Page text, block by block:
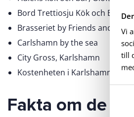
Vi
till
Bord Trettiosju Kök och Bar,
Brasseriet by Friends and
Carlshamn by the sea
City Gross, Karlshamn
Kostenheten i Karlshamn
Fakta om de